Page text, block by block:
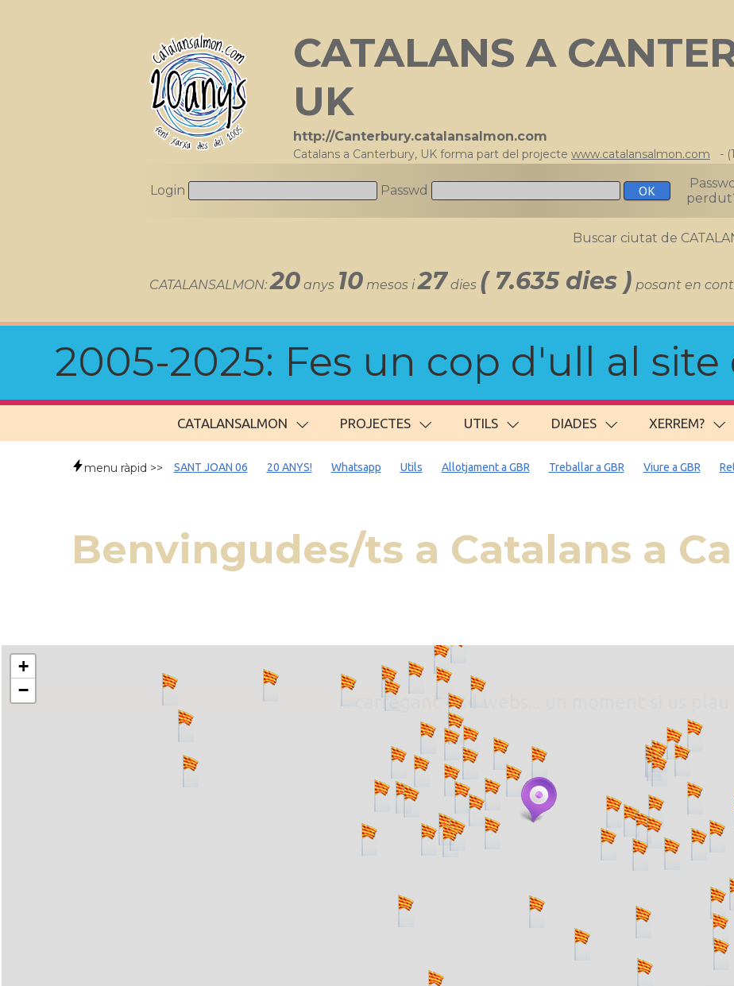
CATALANS A
UK
http://Canterbury.catalansalmon.com
Catalans a Canterbury, UK forma part del projecte www.catalansalmon.com -
Login Passwd
Buscar ciutat de
CATALANSALMON:20 anys 10 mesos i27 dies ( 7.635 dies ) posant en
2005-2025: Fes un cop d'ull al site
CATALANSALMON PROJECTES UTILS DIADES XERREM?
menu ràpid >> SANT JOAN 06 20 ANYS! Whatsapp Utils Allotjament a GBR Treballar a GBR Viure a GBR
Benvingudes/ts a Catalans a
... carregant 484 webs... un moment si us plau
+
−